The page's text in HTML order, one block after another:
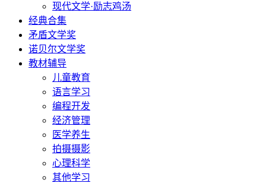
现代文学·励志鸡汤
经典合集
矛盾文学奖
诺贝尔文学奖
教材辅导
儿童教育
语言学习
编程开发
经济管理
医学养生
拍摄摄影
心理科学
其他学习